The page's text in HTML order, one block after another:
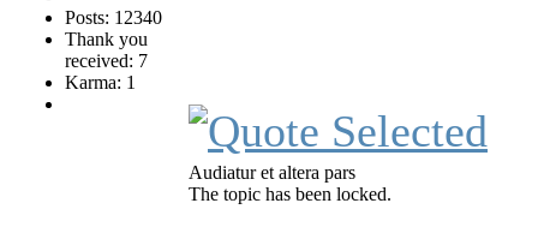
Posts: 12340
Thank you
received: 7
Karma: 1
Audiatur et altera pars
The topic has been locked.